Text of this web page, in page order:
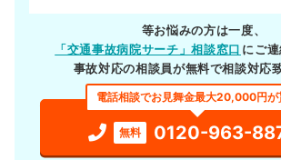
等お悩みの方は一度、
「交通事故病院サーチ」相談窓口 にご連
事故対応の相談員が無料で相談対応
電話相談でお見舞金最大20,000円が
無料 0120-963-